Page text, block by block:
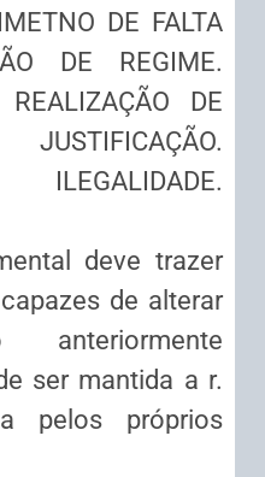
DE FALTA
DE REGIME.
REALIZAÇÃO DE
deve trazer
de alterar
anteriormente
ser mantida a r.
pelos próprios